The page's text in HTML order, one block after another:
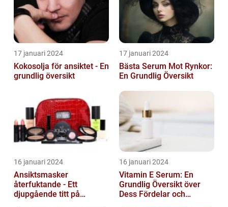
17 januari 2024
Kokosolja för ansiktet - En
grundlig översikt
17 januari 2024
Bästa Serum Mot Rynkor:
En Grundlig Översikt
16 januari 2024
Ansiktsmasker
återfuktande - Ett
djupgående titt på
16 januari 2024
Vitamin E Serum: En
Grundlig Översikt över
Dess Fördelar och